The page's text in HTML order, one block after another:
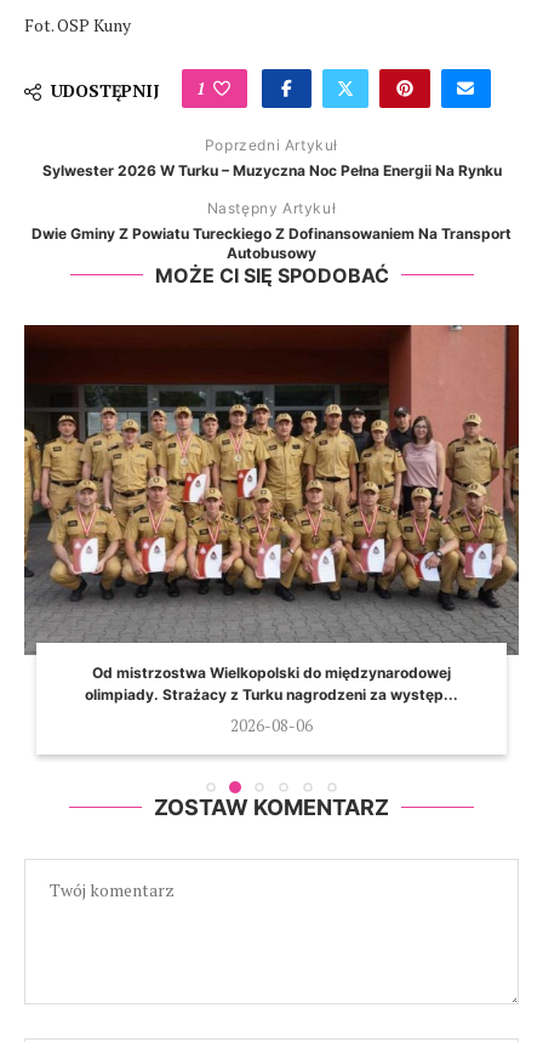
Fot. OSP Kuny
UDOSTĘPNIJ 1
Poprzedni Artykuł
Sylwester 2026 W Turku – Muzyczna Noc Pełna Energii Na Rynku
Następny Artykuł
Dwie Gminy Z Powiatu Tureckiego Z Dofinansowaniem Na Transport
Autobusowy
MOŻE CI SIĘ SPODOBAĆ
Od mistrzostwa Wielkopolski do międzynarodowej
olimpiady. Strażacy z Turku nagrodzeni za występ...
2026-08-06
ZOSTAW KOMENTARZ